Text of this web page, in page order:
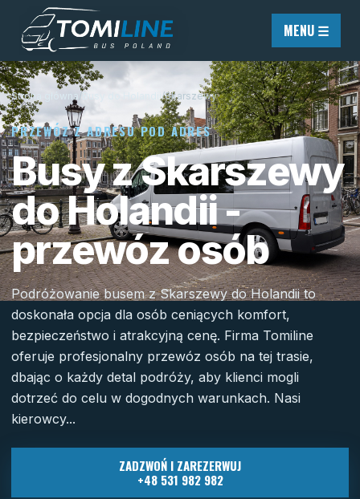
Przejdź do treści
MENU ☰
Strona główna / Busy do Holandii/Skarszewy
PRZEWÓZ Z ADRESU POD ADRES
Busy z Skarszewy
do Holandii -
przewóz osób
Podróżowanie busem z Skarszewy do Holandii to
doskonała opcja dla osób ceniących komfort,
bezpieczeństwo i atrakcyjną cenę. Firma Tomiline
oferuje profesjonalny przewóz osób na tej trasie,
dbając o każdy detal podróży, aby klienci mogli
dotrzeć do celu w dogodnych warunkach. Nasi
kierowcy...
ZADZWOŃ I ZAREZERWUJ
+48 531 982 982